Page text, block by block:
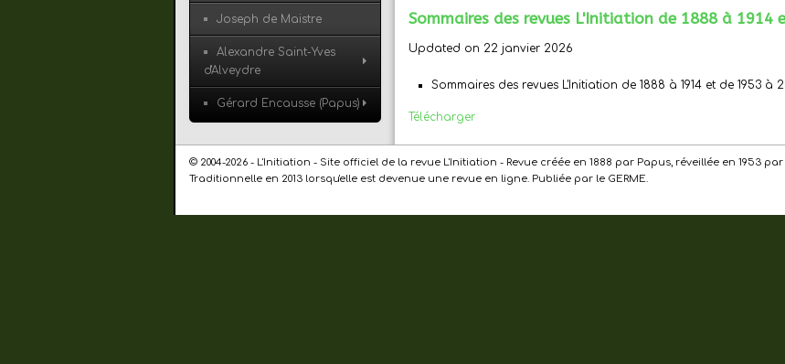
Sommaires des revues L'Initiation de 1888 à 1914
Updated on 22 janvier 2026
Sommaires des revues L'Initiation de 1888 à 1914 et de 1953 à
Télécharger
Joseph de Maistre
Alexandre Saint-Yves
d'Alveydre
Gérard Encausse (Papus)
© 2004-2026 - L'Initiation - Site officiel de la revue L'Initiation - Revue créée en 1888 par Papus, réveillée en 1953
Traditionnelle en 2013 lorsqu'elle est devenue une revue en ligne. Publiée par le GERME.